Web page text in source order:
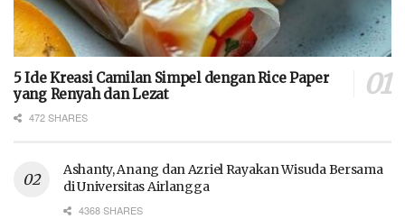
5 Ide Kreasi Camilan Simpel dengan Rice Paper
yang Renyah dan Lezat
472 SHARES
Ashanty, Anang dan Azriel Rayakan Wisuda Bersama
di Universitas Airlangga
4368 SHARES